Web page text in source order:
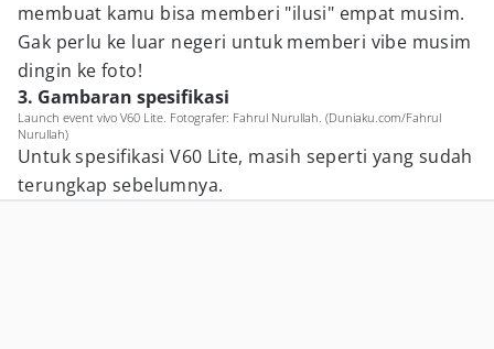
membuat kamu bisa memberi "ilusi" empat musim.
Gak perlu ke luar negeri untuk memberi vibe musim
dingin ke foto!
3. Gambaran spesifikasi
Launch event vivo V60 Lite. Fotografer: Fahrul Nurullah. (Duniaku.com/Fahrul
Nurullah)
Untuk spesifikasi V60 Lite, masih seperti yang sudah
terungkap sebelumnya.